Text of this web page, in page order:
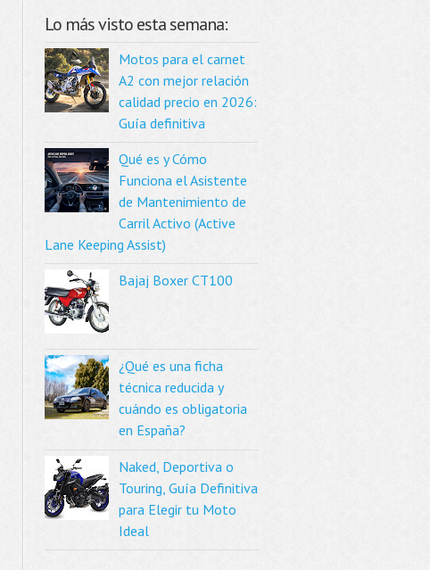
Lo más visto esta semana:
Motos para el carnet
A2 con mejor relación
calidad precio en 2026:
Guía definitiva
Qué es y Cómo
Funciona el Asistente
de Mantenimiento de
Carril Activo (Active
Lane Keeping Assist)
Bajaj Boxer CT100
¿Qué es una ficha
técnica reducida y
cuándo es obligatoria
en España?
Naked, Deportiva o
Touring, Guía Definitiva
para Elegir tu Moto
Ideal